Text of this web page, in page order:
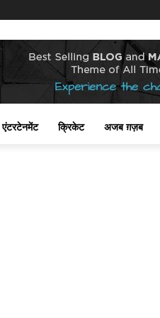
एंटरटेनमेंट क्रिकेट अजब ग़ज़ब